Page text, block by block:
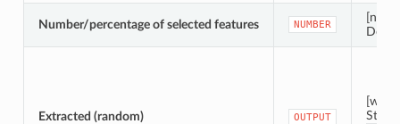
Number/percentage of selected features NUMBER
Extracted (random) OUTPUT
[wie